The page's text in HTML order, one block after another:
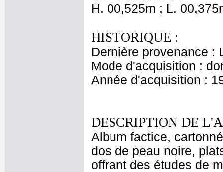
H. 00,525m ; L.
HISTORIQUE :
Dernière provenance :
Mode d'acquisition :
Année d'acquisition :
DESCRIPTION DE
Album factice,
dos de peau noire,
offrant des études de